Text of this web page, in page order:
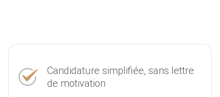
Candidature simplifiée, sans lettre
de motivation